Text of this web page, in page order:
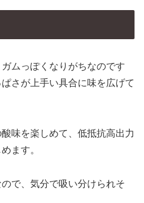
ムっぽくなりがちなのです
さが上手い具合に味を広げて
味を楽しめて、低抵抗高出力
ます。
で、気分で吸い分けられそ